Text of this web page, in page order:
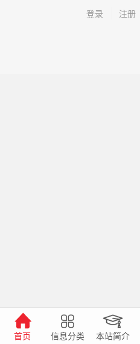
登录 注册
首页 信息分类 本站简介